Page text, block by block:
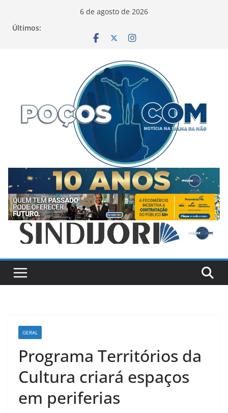
6 de agosto de 2026
Últimos:
GERAL
Programa Territórios da
Cultura criará espaços
em periferias